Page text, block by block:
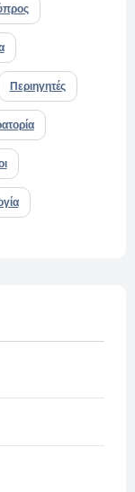
Περιηγητές